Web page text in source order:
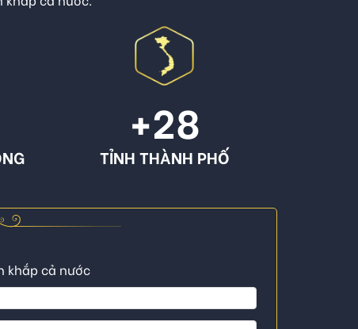
+28
TỈNH THÀNH PHỐ
khắp cả nước